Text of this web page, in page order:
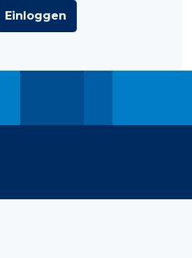
Einloggen